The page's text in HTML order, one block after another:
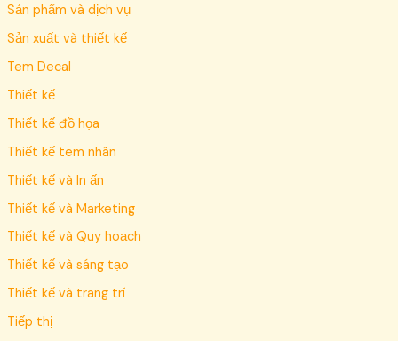
Sản phẩm và dịch vụ
Sản xuất và thiết kế
Tem Decal
Thiết kế
Thiết kế đồ họa
Thiết kế tem nhãn
Thiết kế và In ấn
Thiết kế và Marketing
Thiết kế và Quy hoạch
Thiết kế và sáng tạo
Thiết kế và trang trí
Tiếp thị